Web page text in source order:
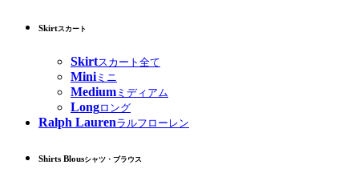
Skirtスカート
Skirtスカート全て
Miniミニ
Medium ミディアム
Longロング
Ralph Laurenラルフローレン
Shirts Blousシャツ・ブラウス